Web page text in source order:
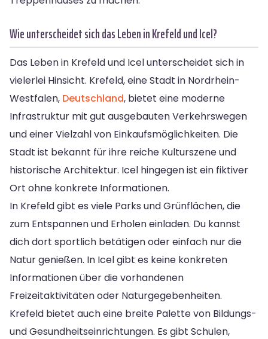
Wie unterscheidet sich das Leben in Krefeld und Icel?
Das Leben in Krefeld und Icel unterscheidet sich in
vielerlei Hinsicht. Krefeld, eine Stadt in Nordrhein-
Westfalen, Deutschland, bietet eine moderne
Infrastruktur mit gut ausgebauten Verkehrswegen
und einer Vielzahl von Einkaufsmöglichkeiten. Die
Stadt ist bekannt für ihre reiche Kulturszene und
historische Architektur. Icel hingegen ist ein fiktiver
Ort ohne konkrete Informationen.
In Krefeld gibt es viele Parks und Grünflächen, die
zum Entspannen und Erholen einladen. Du kannst
dich dort sportlich betätigen oder einfach nur die
Natur genießen. In Icel gibt es keine konkreten
Informationen über die vorhandenen
Freizeitaktivitäten oder Naturgegebenheiten.
Krefeld bietet auch eine breite Palette von Bildungs-
und Gesundheitseinrichtungen. Es gibt Schulen,